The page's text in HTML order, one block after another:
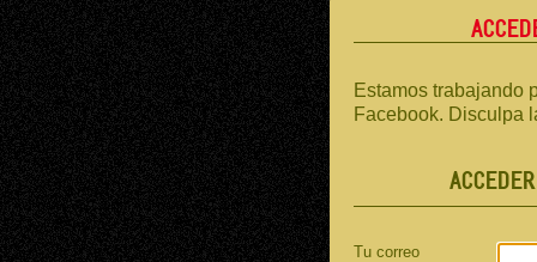
Estamos trabajando
Facebook. Disculpa
Tu correo